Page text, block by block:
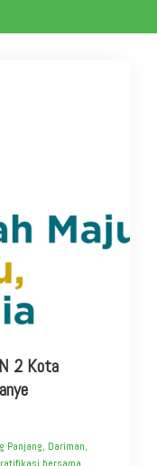
2 Kota
Panjang, Dariman,